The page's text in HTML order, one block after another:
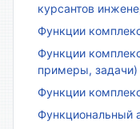
курсантов
Функции
Функции
примеры, задачи)
Функции
Функциональный